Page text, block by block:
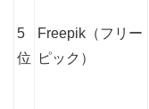
5
位
Freepik（フリー
ピック）